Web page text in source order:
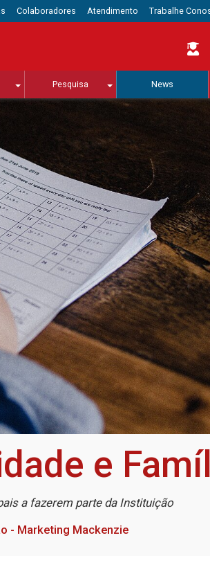
Colaboradores Atendimento Trabalhe
Pesquisa News
e
a fazerem parte da Instituição
- Marketing Mackenzie